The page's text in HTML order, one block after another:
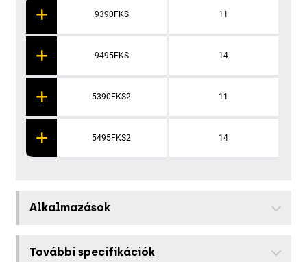
9390FKS
9495FKS
5390FKS2
5495FKS2
11
14
11
14
Alkalmazások
További specifikációk